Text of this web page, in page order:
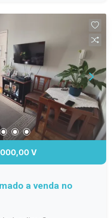
dos
ser praticamente novo,
grande potencial de
Entre em
ou agendar uma
V
a venda no